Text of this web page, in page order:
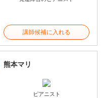
講師候補に入れる
熊本マリ
ピアニスト